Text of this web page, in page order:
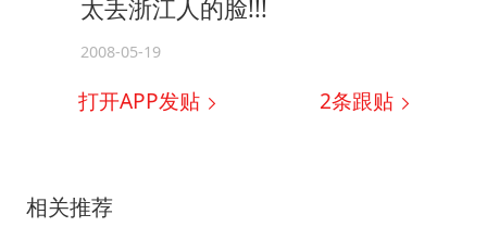
太丢浙江人的脸!!!
2008-05-19
打开APP发贴 2条跟贴
相关推荐